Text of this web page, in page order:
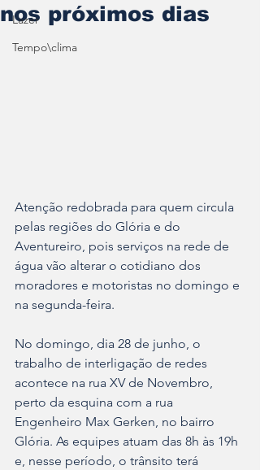
Lazer
Tempo\clima
nos próximos dias
Atenção redobrada para quem circula
pelas regiões do Glória e do
Aventureiro, pois serviços na rede de
água vão alterar o cotidiano dos
moradores e motoristas no domingo e
na segunda-feira.
No domingo, dia 28 de junho, o
trabalho de interligação de redes
acontece na rua XV de Novembro,
perto da esquina com a rua
Engenheiro Max Gerken, no bairro
Glória. As equipes atuam das 8h às 19h
e, nesse período, o trânsito terá